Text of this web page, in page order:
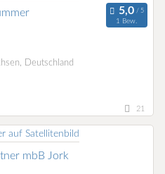
1 Bew.
Deutschland
21
mbB Jork